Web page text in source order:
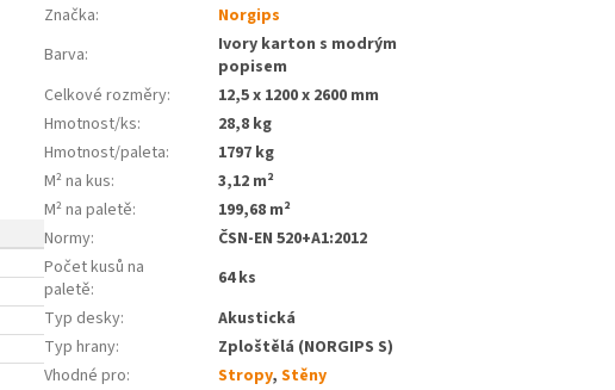
Značka:
Norgips
Barva:
Ivory karton s modrým
popisem
Celkové rozměry:
12,5 x 1200 x 2600 mm
Hmotnost/ks:
28,8 kg
Hmotnost/paleta:
1797 kg
M² na kus:
3,12 m²
M² na paletě:
199,68 m²
Normy:
ČSN-EN 520+A1:2012
Počet kusů na
paletě:
64 ks
Typ desky:
Akustická
Typ hrany:
Zploštělá (NORGIPS S)
Vhodné pro: Stropy,Stěny